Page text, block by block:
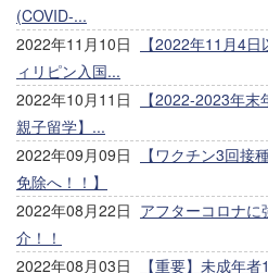
(COVID-...
2022年11月10日
【2022年11月4
ィリピン入国...
2022年10月11日
【2022-2023年
親子留学】...
2022年09月09日
【ワクチン3回接
免除へ！！】
2022年08月22日 アフターコロナに
介！！
2022年08月03日
【重要】未成年